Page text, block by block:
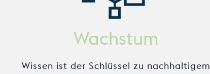
Wachstum
Wissen ist der Schlüssel zu nachhaltigem